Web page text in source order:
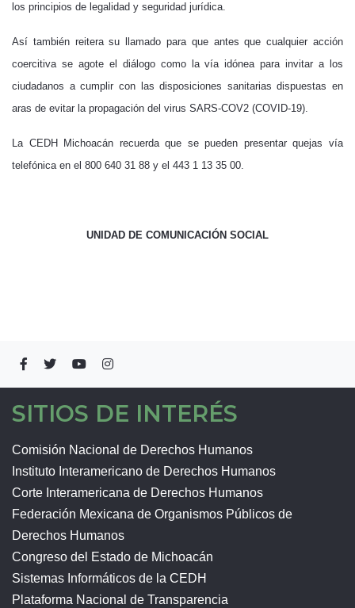
los principios de legalidad y seguridad jurídica.
Así también reitera su llamado para que antes que cualquier acción
coercitiva se agote el diálogo como la vía idónea para invitar a los
ciudadanos a cumplir con las disposiciones sanitarias dispuestas en
aras de evitar la propagación del virus SARS-COV2 (COVID-19).
La CEDH Michoacán recuerda que se pueden presentar quejas vía
telefónica en el 800 640 31 88 y el 443 1 13 35 00.
UNIDAD DE COMUNICACIÓN SOCIAL
SITIOS DE INTERÉS
Comisión Nacional de Derechos Humanos
Instituto Interamericano de Derechos Humanos
Corte Interamericana de Derechos Humanos
Federación Mexicana de Organismos Públicos de
Derechos Humanos
Congreso del Estado de Michoacán
Sistemas Informáticos de la CEDH
Plataforma Nacional de Transparencia